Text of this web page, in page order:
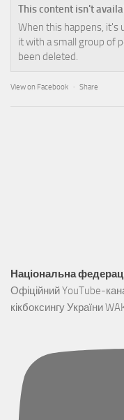
This content isn't
When this happens, it's
it with a small group of
been deleted.
View on Facebook · Share
Національна
Офіційний YouTube-
кікбоксингу України